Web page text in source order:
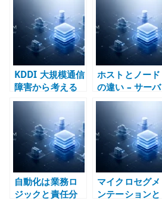
時刻を運用目線
で整理する
からマイクロデ
ータセンターま
で
KDDI 大規模通信
障害から考える
通信インフラの
設計責任 – 冗長
化と復旧運用の
難しさ
ホストとノード
の違い – サーバ
ー、VM、
Kubernetes で
主語を分けて考
える
自動化は業務ロ
ジックと責任分
マイクロセグメ
ンテーションと